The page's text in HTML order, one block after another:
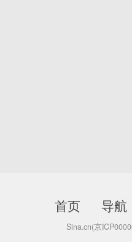
首页 导航
Sina.cn(京